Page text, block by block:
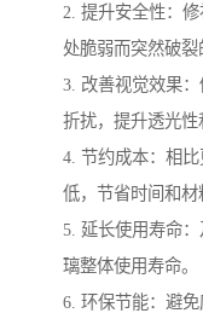
2. 提升安全性：
处脆弱而突然破裂
3. 改善视觉效果
折扰，提升透光性
4. 节约成本：相
低，节省时间和材
5. 延长使用寿命
璃整体使用寿命。
6. 环保节能：避